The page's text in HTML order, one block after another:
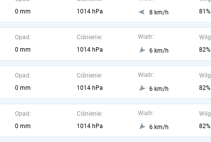
0 mm
1014 hPa
8 km/h
81%
Opad:
0 mm
Ciśnienie:
1014 hPa
Wiatr:
6 km/h
82%
Opad:
0 mm
Ciśnienie:
1014 hPa
Wiatr:
6 km/h
82%
Opad:
0 mm
Ciśnienie:
1014 hPa
Wiatr:
6 km/h
82%